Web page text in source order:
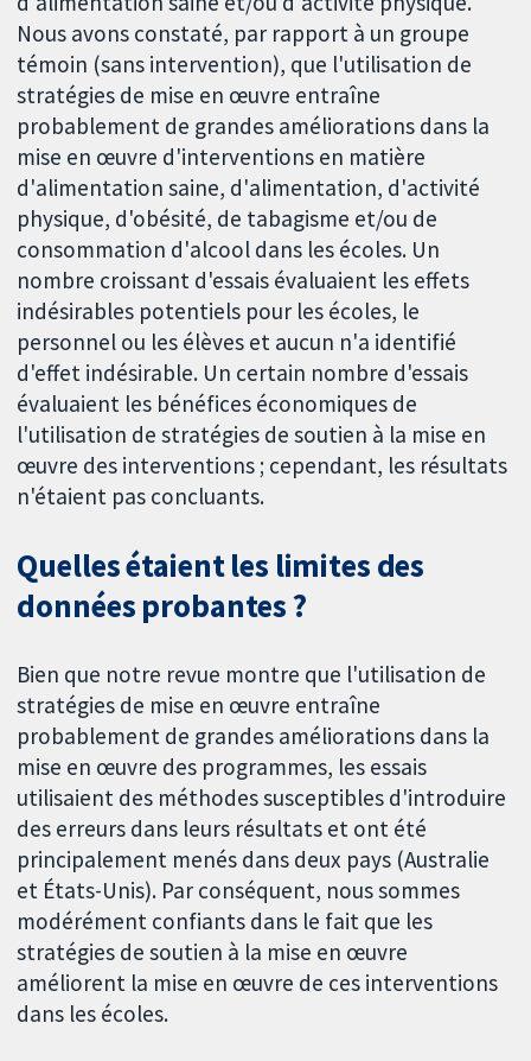
Nous avons constaté, par rapport à un groupe
témoin (sans intervention), que l'utilisation de
stratégies de mise en œuvre entraîne
probablement de grandes améliorations dans la
mise en œuvre d'interventions en matière
d'alimentation saine, d'alimentation, d'activité
physique, d'obésité, de tabagisme et/ou de
consommation d'alcool dans les écoles. Un
nombre croissant d'essais évaluaient les effets
indésirables potentiels pour les écoles, le
personnel ou les élèves et aucun n'a identifié
d'effet indésirable. Un certain nombre d'essais
évaluaient les bénéfices économiques de
l'utilisation de stratégies de soutien à la mise en
œuvre des interventions ; cependant, les résultats
n'étaient pas concluants.
Quelles étaient les limites des
données probantes ?
Bien que notre revue montre que l'utilisation de
stratégies de mise en œuvre entraîne
probablement de grandes améliorations dans la
mise en œuvre des programmes, les essais
utilisaient des méthodes susceptibles d'introduire
des erreurs dans leurs résultats et ont été
principalement menés dans deux pays (Australie
et États-Unis). Par conséquent, nous sommes
modérément confiants dans le fait que les
stratégies de soutien à la mise en œuvre
améliorent la mise en œuvre de ces interventions
dans les écoles.